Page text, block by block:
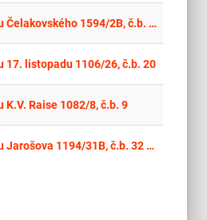
Oprava volného bytu Čelakovského 1594/2B, č.b. 41
17. listopadu 1106/26, č.b. 20
K.V. Raise 1082/8, č.b. 9
Oprava volného bytu Jarošova 1194/31B, č.b. 32 - opakovaná soutěž